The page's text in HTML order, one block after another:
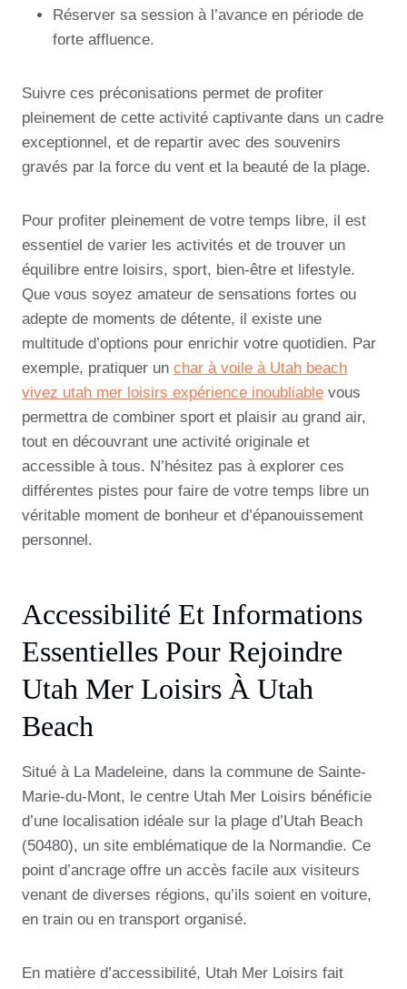
Réserver sa session à l’avance en période de
forte affluence.
Suivre ces préconisations permet de profiter
pleinement de cette activité captivante dans un cadre
exceptionnel, et de repartir avec des souvenirs
gravés par la force du vent et la beauté de la plage.
Pour profiter pleinement de votre temps libre, il est
essentiel de varier les activités et de trouver un
équilibre entre loisirs, sport, bien-être et lifestyle.
Que vous soyez amateur de sensations fortes ou
adepte de moments de détente, il existe une
multitude d’options pour enrichir votre quotidien. Par
exemple, pratiquer un char à voile à Utah beach
vivez utah mer loisirs expérience inoubliable vous
permettra de combiner sport et plaisir au grand air,
tout en découvrant une activité originale et
accessible à tous. N’hésitez pas à explorer ces
différentes pistes pour faire de votre temps libre un
véritable moment de bonheur et d’épanouissement
personnel.
Accessibilité Et Informations
Essentielles Pour Rejoindre
Utah Mer Loisirs À Utah
Beach
Situé à La Madeleine, dans la commune de Sainte-
Marie-du-Mont, le centre Utah Mer Loisirs bénéficie
d’une localisation idéale sur la plage d’Utah Beach
(50480), un site emblématique de la Normandie. Ce
point d’ancrage offre un accès facile aux visiteurs
venant de diverses régions, qu’ils soient en voiture,
en train ou en transport organisé.
En matière d’accessibilité, Utah Mer Loisirs fait